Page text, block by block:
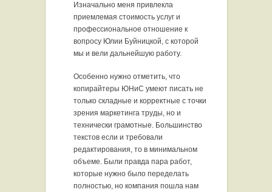
Изначально меня привлекла
приемлемая стоимость услуг и
профессиональное отношение к
вопросу Юлии Буйницкой, с которой
мы и вели дальнейшую работу.
Особенно нужно отметить, что
копирайтеры ЮНиС умеют писать не
только складные и корректные с точки
зрения маркетинга труды, но и
технически грамотные. Большинство
текстов если и требовали
редактирования, то в минимальном
объеме. Были правда пара работ,
которые нужно было переделать
полностью, но компания пошла нам